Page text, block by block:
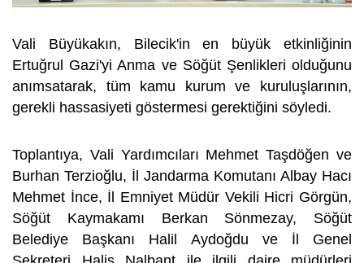
Vali Büyükakın, Bilecik'in en büyük etkinliğinin
Ertuğrul Gazi'yi Anma ve Söğüt Şenlikleri olduğunu
anımsatarak, tüm kamu kurum ve kuruluşlarının,
gerekli hassasiyeti göstermesi gerektiğini söyledi.
Toplantıya, Vali Yardımcıları Mehmet Taşdöğen ve
Burhan Terzioğlu, İl Jandarma Komutanı Albay Hacı
Mehmet İnce, İl Emniyet Müdür Vekili Hicri Görgün,
Söğüt Kaymakamı Berkan Sönmezay, Söğüt
Belediye Başkanı Halil Aydoğdu ve İl Genel